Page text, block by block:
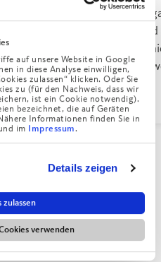
auf unsere Website in Google
in diese Analyse einwilligen,
zulassen“ klicken. Oder Sie
zu (für den Nachweis, dass wir
ist ein Cookie notwendig).
bezeichnet, die auf Geräten
Informationen finden Sie in
im Impressum.
Details zeigen
zulassen
verwenden
im Stehen und
vielfältige Aktivitäten in